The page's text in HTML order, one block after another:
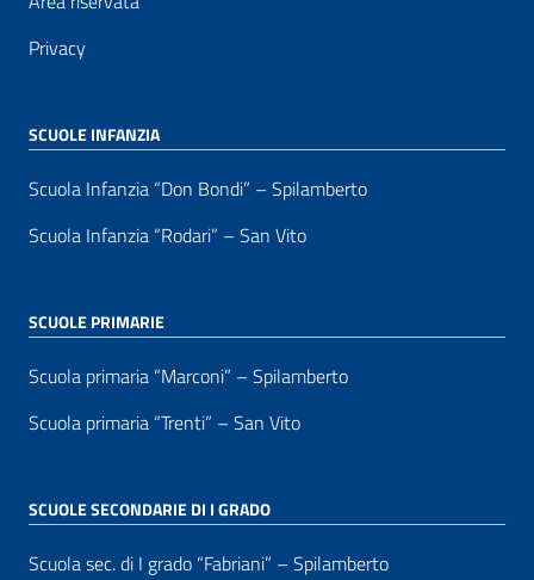
Privacy
SCUOLE INFANZIA
Scuola Infanzia “Don Bondi” – Spilamberto
Scuola Infanzia “Rodari” – San Vito
SCUOLE PRIMARIE
Scuola primaria “Marconi” – Spilamberto
Scuola primaria “Trenti” – San Vito
SCUOLE SECONDARIE DI I GRADO
Scuola sec. di I grado “Fabriani” – Spilamberto